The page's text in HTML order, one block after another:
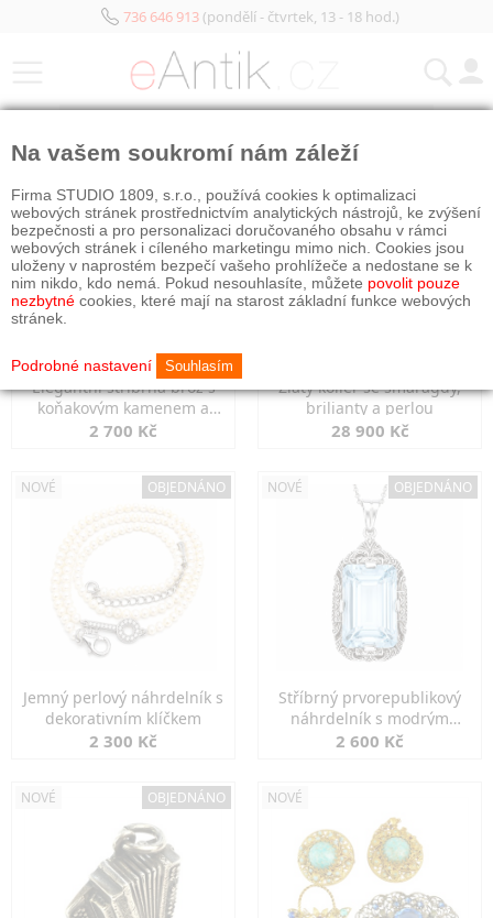
736 646 913(pondělí - čtvrtek, 13 - 18 hod.)
Elegantní stříbrná brož s
koňakovým kamenem a
markazity
2 700 Kč
Zlatý kolier se smaragdy,
brilianty a perlou
28 900 Kč
NOVÉ OBJEDNÁNO
Jemný perlový náhrdelník s
dekorativním klíčkem
2 300 Kč
NOVÉ OBJEDNÁNO
Stříbrný prvorepublikový
náhrdelník s modrým
spinelem
2 600 Kč
NOVÉ OBJEDNÁNO NOVÉ
Na vašem soukromí nám záleží
Firma STUDIO 1809, s.r.o., používá cookies k optimalizaci
webových stránek prostřednictvím analytických nástrojů, ke zvýšení
bezpečnosti a pro personalizaci doručovaného obsahu v rámci
webových stránek i cíleného marketingu mimo nich. Cookies jsou
uloženy v naprostém bezpečí vašeho prohlížeče a nedostane se k
nim nikdo, kdo nemá. Pokud nesouhlasíte, můžete povolit pouze
nezbytné cookies, které mají na starost základní funkce webových
stránek.
Podrobné nastavení Souhlasím